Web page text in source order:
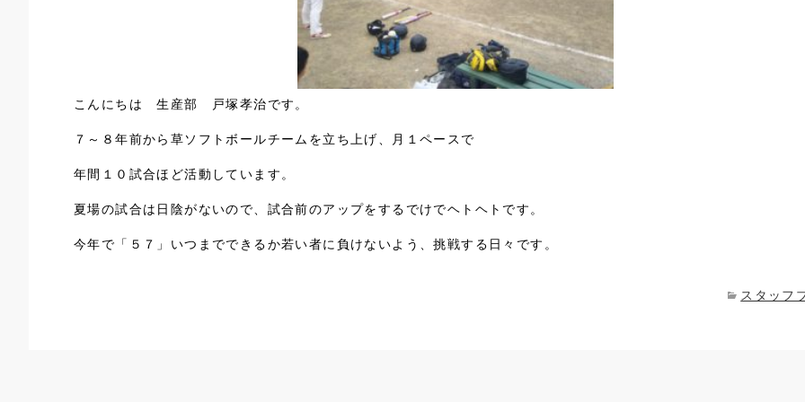
こんにちは 生産部 戸塚孝治です。
７～８年前から草ソフトボールチームを立ち上げ、月１ペースで
年間１０試合ほど活動しています。
夏場の試合は日陰がないので、試合前のアップをするでけでヘトヘトです。
今年で「５７」いつまでできるか若い者に負けないよう、挑戦する日々です。
スタッフ